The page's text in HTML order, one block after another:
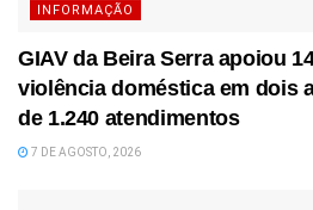
INFORMAÇÃO
GIAV da Beira Serra apoiou
violência doméstica em dois
de 1.240 atendimentos
7 DE AGOSTO, 2026